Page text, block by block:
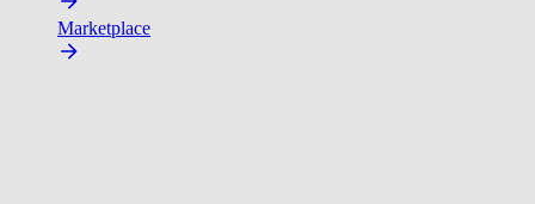
Marketplace